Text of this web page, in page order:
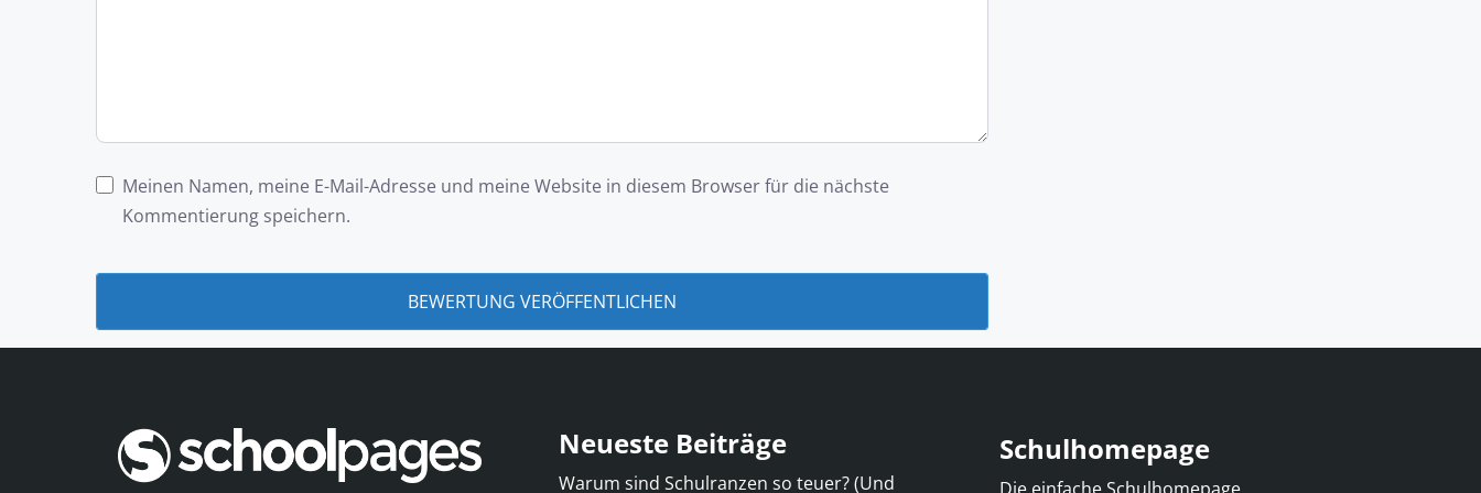
Meinen Namen, meine E-Mail-Adresse und meine Website in diesem Browser für die nächste
Kommentierung speichern.
Neueste Beiträge
Warum sind Schulranzen so teuer? (Und
Schulhomepage